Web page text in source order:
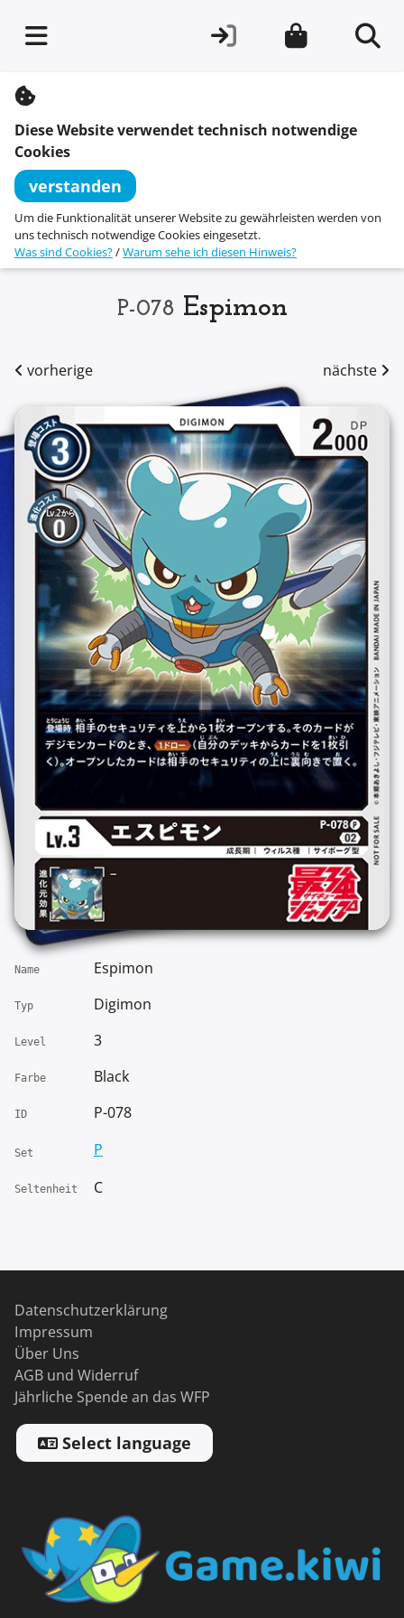
n
Diese Website verwendet technisch notwendige
Cookies
verstanden
Um die Funktionalität unserer Website zu gewährleisten werden von
uns technisch notwendige Cookies eingesetzt.
Was sind Cookies?/Warum sehe ich diesen Hinweis?
P-078Espimon
vorherige nächste
Name Espimon
Typ Digimon
Level 3
Farbe Black
ID P-078
Set P
Seltenheit C
Datenschutzerklärung
Impressum
Über Uns
AGB und Widerruf
Jährliche Spende an das WFP
Select language